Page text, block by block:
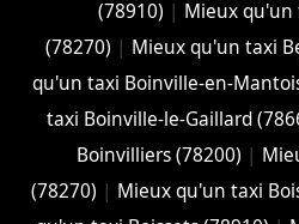
(78910) | Mieux
(78270) | Mieux qu'un taxi
qu'un taxi Boinville-en-
taxi Boinville-le-Gaillard
Boinvilliers (78200) |
(78270) | Mieux qu'un taxi